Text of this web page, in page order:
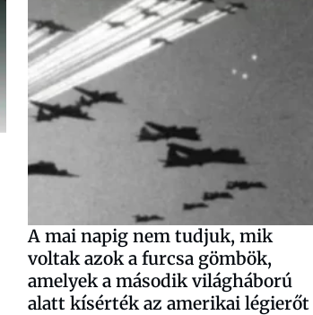
A mai napig nem tudjuk, mik
voltak azok a furcsa gömbök,
amelyek a második világháború
alatt kísérték az amerikai légierőt